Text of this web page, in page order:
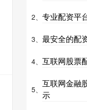
2、 专业配资平
3、 最安全的配
4、 互联网股票
5、
互联网金融
示